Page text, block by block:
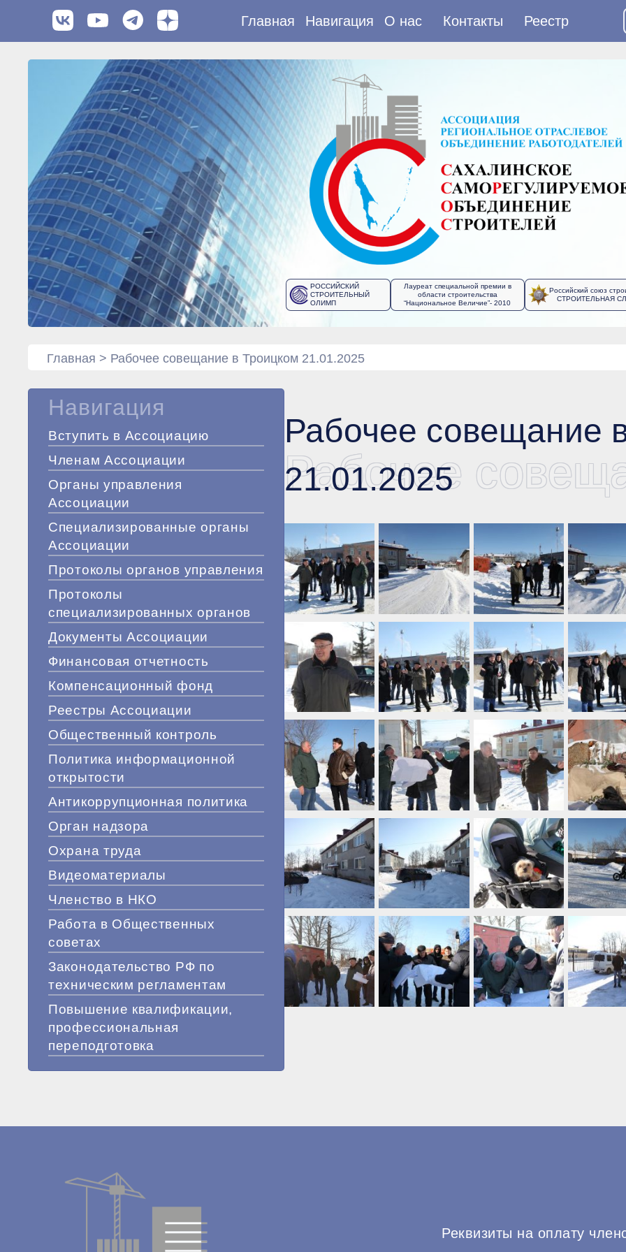
Главная Навигация О нас Контакты Реестр
РОССИЙСКИЙ
СТРОИТЕЛЬНЫЙ
ОЛИМП
Лауреат специальной премии в
области строительства
“Национальное Величие”- 2010
Российский союз
СТРОИТЕЛЬНАЯ
Главная > Рабочее совещание в Троицком 21.01.2025
Навигация
Вступить в Ассоциацию
Членам Ассоциации
Органы управления
Ассоциации
Специализированные органы
Ассоциации
Протоколы органов управления
Протоколы
специализированных органов
Документы Ассоциации
Финансовая отчетность
Компенсационный фонд
Реестры Ассоциации
Общественный контроль
Политика информационной
открытости
Антикоррупционная политика
Орган надзора
Охрана труда
Видеоматериалы
Членство в НКО
Работа в Общественных
советах
Законодательство РФ по
техническим регламентам
Повышение квалификации,
профессиональная
переподготовка
Рабочее совещание
21.01.2025
Рабочее
Реквизиты на оплату